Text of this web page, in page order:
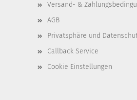
Versand- &
AGB
Privatsphäre und
Callback Service
Cookie Einstellungen